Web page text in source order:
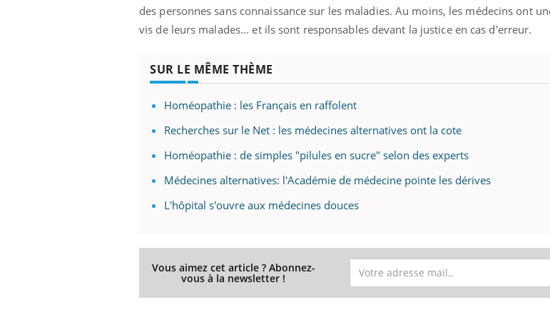
des personnes sans connaissance sur les maladies. Au moins, les médecins ont
vis de leurs malades... et ils sont responsables devant la justice en cas d'erreur.
SUR LE MÊME THÈME
Homéopathie : les Français en raffolent
Recherches sur le Net : les médecines alternatives ont la cote
Homéopathie : de simples "pilules en sucre" selon des experts
Médecines alternatives: l'Académie de médecine pointe les dérives
L'hôpital s'ouvre aux médecines douces
Vous aimez cet article ? Abonnez-
vous à la newsletter !